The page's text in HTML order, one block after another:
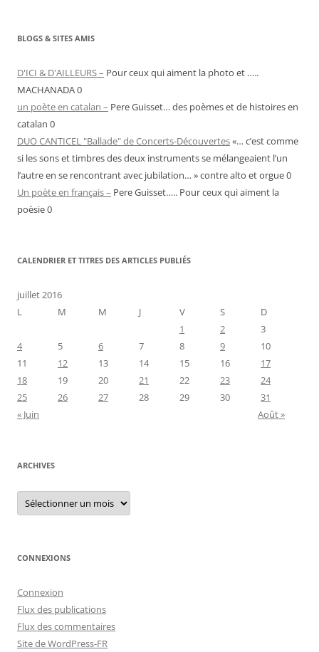
BLOGS & SITES AMIS
D'ICI & D'AILLEURS – Pour ceux qui aiment la photo et …..
MACHANADA 0
un poète en catalan – Pere Guisset… des poèmes et de histoires en
catalan 0
DUO CANTICEL "Ballade" de Concerts-Découvertes«… c’est comme
si les sons et timbres des deux instruments se mélangeaient l’un
l’autre en se rencontrant avec jubilation… » contre alto et orgue 0
Un poète en français – Pere Guisset….. Pour ceux qui aiment la
poèsie 0
CALENDRIER ET TITRES DES ARTICLES PUBLIÉS
juillet 2016
L
M M J V S
D
1
2
3
4
5 6 7 8 9
10
11
12 13 14 15 16
17
18
19 20 21 22 23
24
25
26 27 28 29 30
31
« Juin
Août »
ARCHIVES
Archives
CONNEXIONS
Connexion
Flux des publications
Flux des commentaires
Site de WordPress-FR